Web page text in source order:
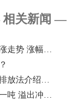
关新闻 —
走势 涨幅…
放法介绍…
吨 溢出冲…